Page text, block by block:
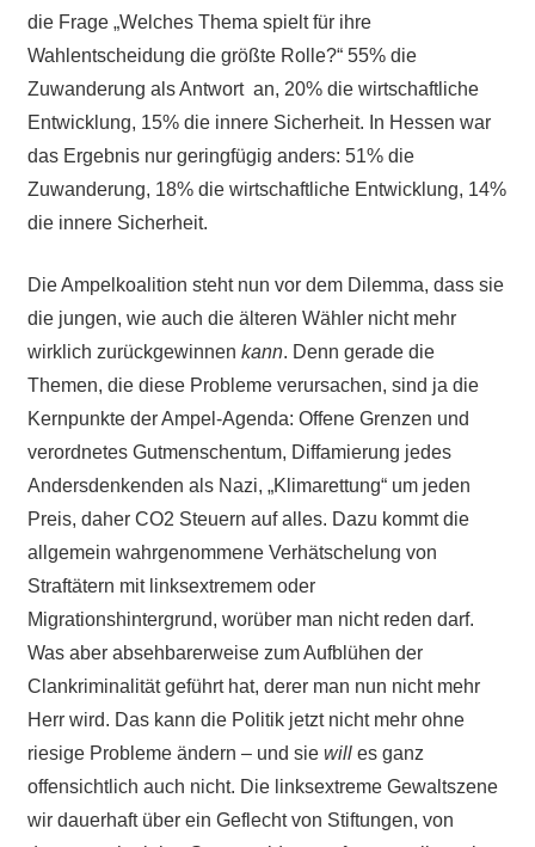
die Frage „Welches Thema spielt für ihre
Wahlentscheidung die größte Rolle?“ 55% die
Zuwanderung als Antwort an, 20% die wirtschaftliche
Entwicklung, 15% die innere Sicherheit. In Hessen war
das Ergebnis nur geringfügig anders: 51% die
Zuwanderung, 18% die wirtschaftliche Entwicklung, 14%
die innere Sicherheit.
Die Ampelkoalition steht nun vor dem Dilemma, dass sie
die jungen, wie auch die älteren Wähler nicht mehr
wirklich zurückgewinnen kann. Denn gerade die
Themen, die diese Probleme verursachen, sind ja die
Kernpunkte der Ampel-Agenda: Offene Grenzen und
verordnetes Gutmenschentum, Diffamierung jedes
Andersdenkenden als Nazi, „Klimarettung“ um jeden
Preis, daher CO2 Steuern auf alles. Dazu kommt die
allgemein wahrgenommene Verhätschelung von
Straftätern mit linksextremem oder
Migrationshintergrund, worüber man nicht reden darf.
Was aber absehbarerweise zum Aufblühen der
Clankriminalität geführt hat, derer man nun nicht mehr
Herr wird. Das kann die Politik jetzt nicht mehr ohne
riesige Probleme ändern – und sie willes ganz
offensichtlich auch nicht. Die linksextreme Gewaltszene
wir dauerhaft über ein Geflecht von Stiftungen, von